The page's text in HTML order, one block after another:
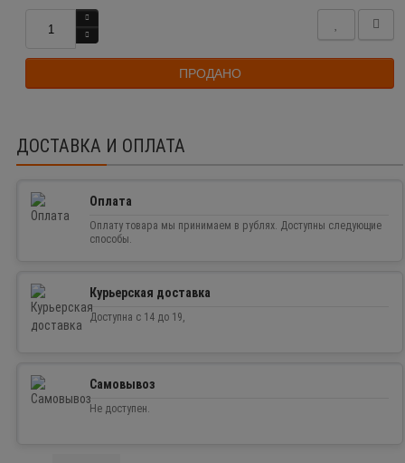
ПРОДАНО
ДОСТАВКА И ОПЛАТА
Оплата
Оплату товара мы принимаем в рублях. Доступны следующие
способы.
Курьерская доставка
Доступна с 14 до 19,
Самовывоз
Не доступен.